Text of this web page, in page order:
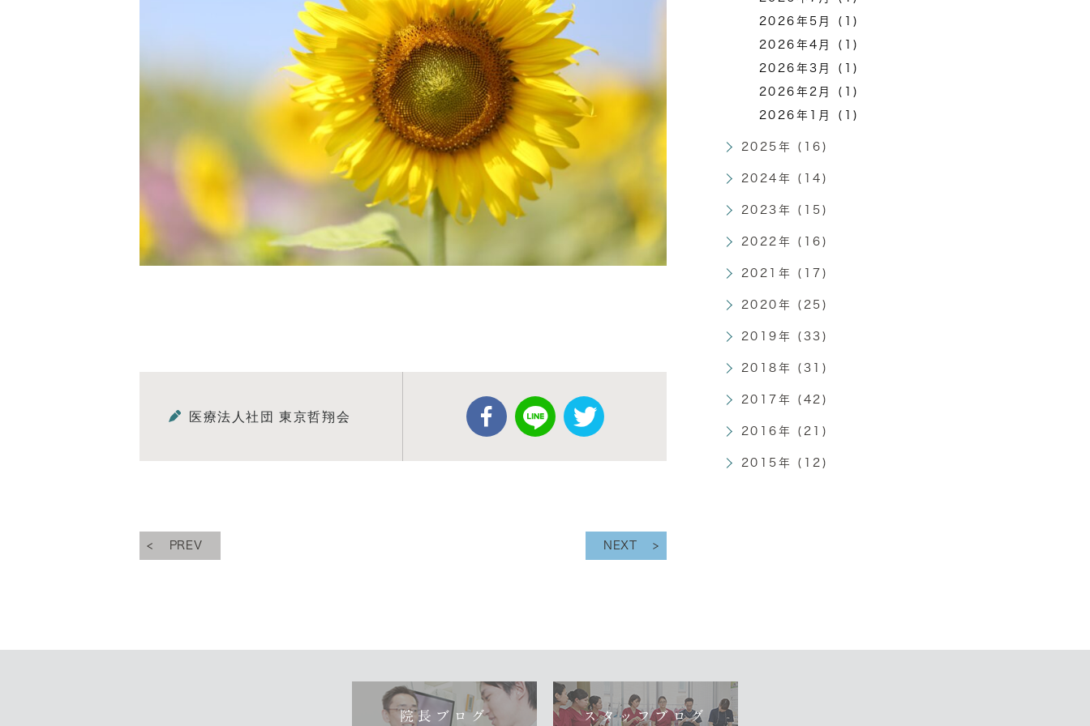
医療法人社団 東京哲翔会
PREV NEXT
2026年5月 (1)
2026年4月 (1)
2026年3月 (1)
2026年2月 (1)
2026年1月 (1)
2025年 (16)
2024年 (14)
2023年 (15)
2022年 (16)
2021年 (17)
2020年 (25)
2019年 (33)
2018年 (31)
2017年 (42)
2016年 (21)
2015年 (12)
院長ブログ スタッフブログ